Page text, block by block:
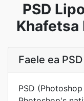
PSD
Khafetsa
Faele ea
PSD